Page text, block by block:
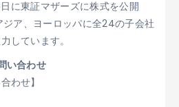
に東証マザーズに株式を公開
ジア、ヨーロッパに全24の子会社
しています。
い合わせ
わせ】